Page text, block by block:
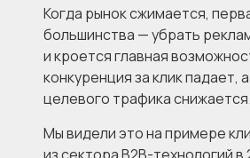
Когда рынок сжимается,
большинства — убрать
и кроется главная
конкуренция за клик падает,
целевого трафика снижается.
Мы видели это на примере